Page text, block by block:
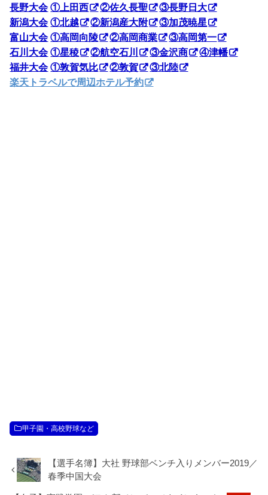
長野大会 ①上田西 ②佐久長聖
③長野日大
新潟大会 ①北越 ②新潟産大附
③加茂暁星
富山大会 ①高岡向陵 ②高岡商業
③高岡第一
石川大会 ①星稜 ②航空石川 ③金沢商
④津幡
福井大会 ①敦賀気比 ②敦賀
③北陸
楽天トラベルで周辺ホテル予約
甲子園・高校野球など
【選手名簿】大社 野球部ベンチ入りメンバー2019／
春季中国大会